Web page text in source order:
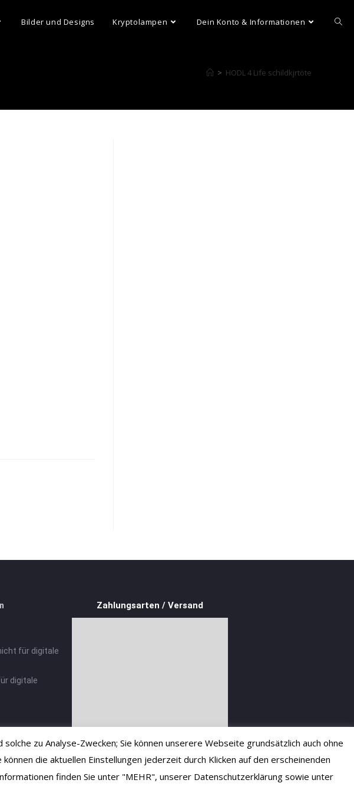
Bilder und Designs Kryptolampen Dein Konto & Informationen
> HODL 4 Life schildkjrtöte
für digitale
digitale
Zahlungsarten / Versand
zu Analyse-Zwecken; Sie können unserere Webseite grundsätzlich auch ohne
die aktuellen Einstellungen jederzeit durch Klicken auf den erscheinenden
finden Sie unter "MEHR", unserer Datenschutzerklärung sowie unter